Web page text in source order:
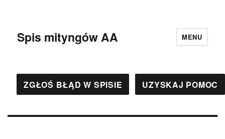
Spis mityngów AA MENU
ZGŁOŚ BŁĄD W SPISIE UZYSKAJ POMOC